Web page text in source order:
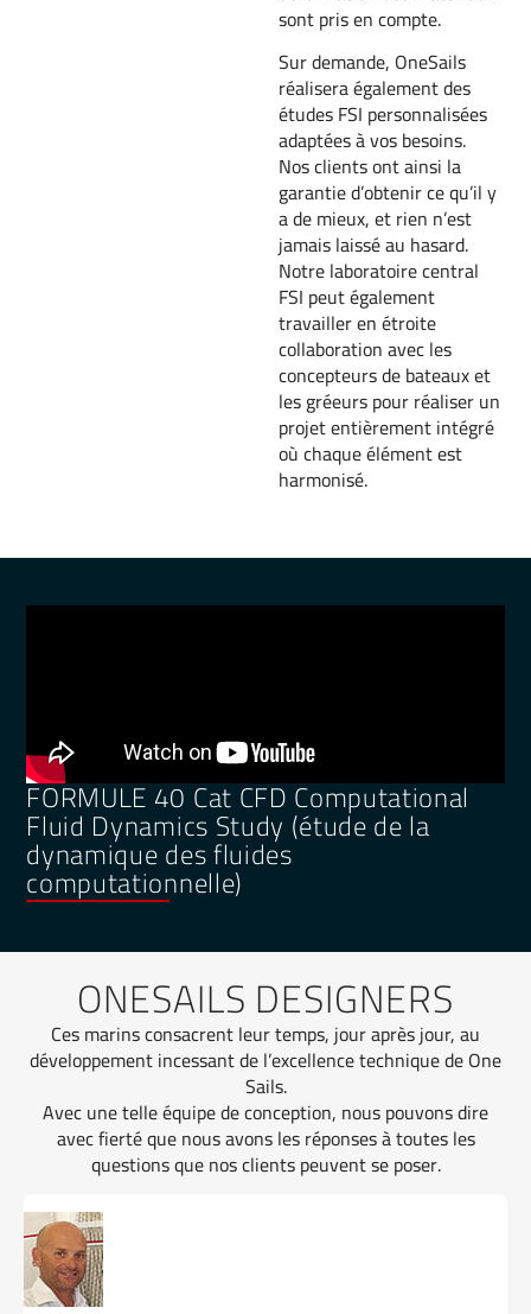
sont pris en compte.
Sur demande, OneSails
réalisera également des
études FSI personnalisées
adaptées à vos besoins.
Nos clients ont ainsi la
garantie d’obtenir ce qu’il y
a de mieux, et rien n’est
jamais laissé au hasard.
Notre laboratoire central
FSI peut également
travailler en étroite
collaboration avec les
concepteurs de bateaux et
les gréeurs pour réaliser un
projet entièrement intégré
où chaque élément est
harmonisé.
FORMULE 40 Cat CFD Computational
Fluid Dynamics Study (étude de la
dynamique des fluides
computationnelle)
ONESAILS DESIGNERS
Ces marins consacrent leur temps, jour après jour, au
développement incessant de l’excellence technique de One
Sails.
Avec une telle équipe de conception, nous pouvons dire
avec fierté que nous avons les réponses à toutes les
questions que nos clients peuvent se poser.